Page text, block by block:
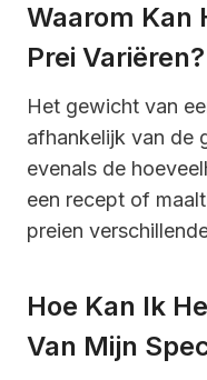
Waarom Kan
Prei Variëren?
Het gewicht van
afhankelijk van de
evenals de
een recept of
preien
Hoe Kan Ik
Van Mijn